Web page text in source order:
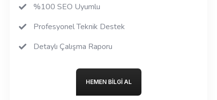
%100 SEO Uyumlu
Profesyonel Teknik Destek
Detaylı Çalışma Raporu
HEMEN BILGI AL